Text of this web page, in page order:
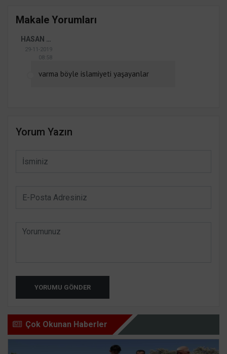
Makale Yorumları
29-11-2019
08:58
varma böyle islamiyeti yaşayanlar
Yorum Yazın
YORUMU GÖNDER
Çok Okunan Haberler